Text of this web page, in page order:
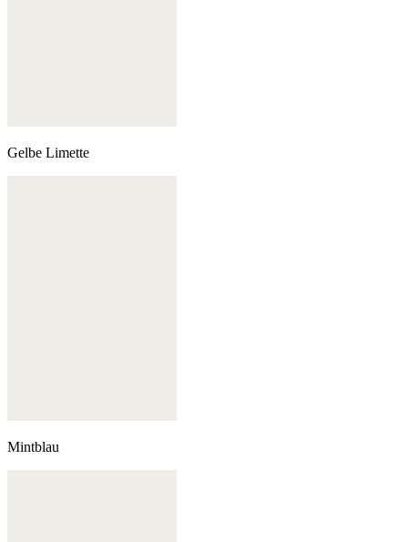
Gelbe Limette
Mintblau